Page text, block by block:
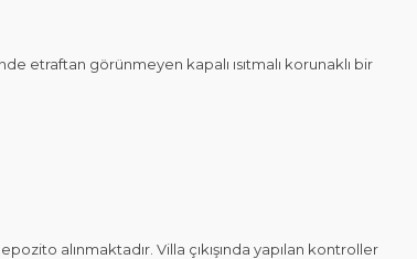
görünmeyen kapalı ısıtmalı korunaklı bir
alınmaktadır. Villa çıkışında yapılan kontroller